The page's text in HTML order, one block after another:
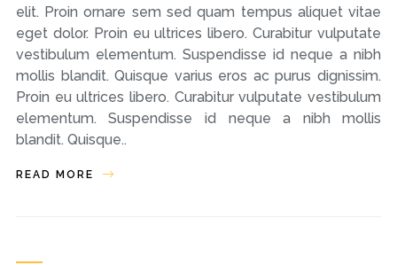
elit. Proin ornare sem sed quam tempus aliquet vitae
eget dolor. Proin eu ultrices libero. Curabitur vulputate
vestibulum elementum. Suspendisse id neque a nibh
mollis blandit. Quisque varius eros ac purus dignissim.
Proin eu ultrices libero. Curabitur vulputate vestibulum
elementum. Suspendisse id neque a nibh mollis
blandit. Quisque..
READ MORE